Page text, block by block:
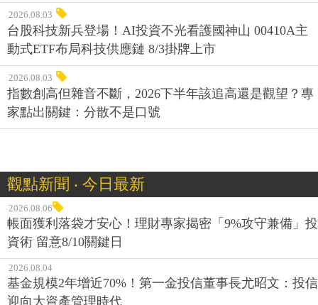
2026.08.03
台股科技新兵登場！AI投資不光看護國神山 00410A主
動式ETF布局科技供應鏈 8/3掛牌上市
2026.08.03
指數創高但雜音不斷，2026下半年該追高還是觀望？專
家點出關鍵：分散不是口號
觀點新聞 ‧ 今日最新
2026.08.06
帳面獲利落袋才安心！理財專家揭密「9%攻守兼備」投
資術 留意8/10關鍵日
2026.08.04
基金規模2年增近70%！第一金投信董事長尤昭文：投信
迎向大資產管理時代